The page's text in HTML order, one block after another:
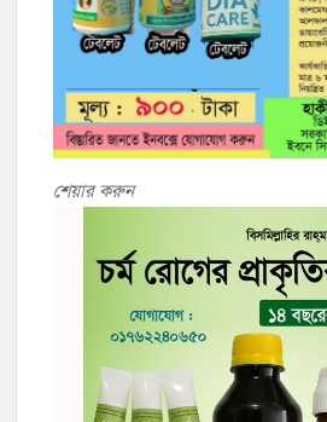
শেয়ার করুন